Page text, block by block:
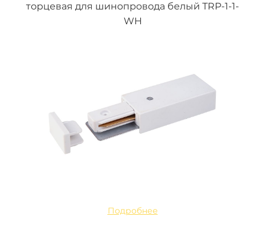
торцевая для шинопровода белый TRP-1-1-
WH
Подробнее